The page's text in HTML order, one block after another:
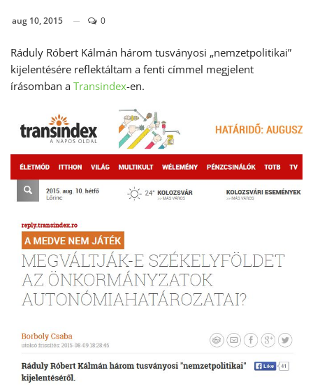
aug 10, 2015 0
Ráduly Róbert Kálmán három tusványosi „nemzetpolitikai”
kijelentésére reflektáltam a fenti címmel megjelent
írásomban a Transindex-en.